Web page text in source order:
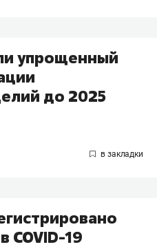
упрощенный
до 2025
COVID-19